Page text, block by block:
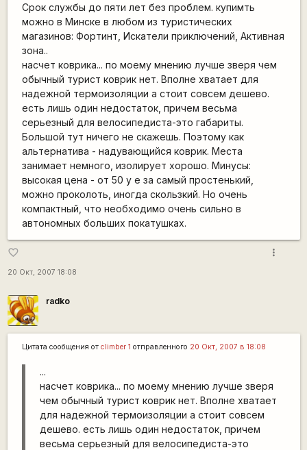
Срок службы до пяти лет без проблем. купимть
можно в Минске в любом из туристических
магазинов: Фортинт, Искатели приключений, Активная
зона..
насчет коврика... по моему мнению лучше зверя чем
обычный турист коврик нет. Вполне хватает для
надежной термоизоляции а стоит совсем дешево.
есть лишь один недостаток, причем весьма
серьезный для велосипедиста-это габариты.
Большой тут ничего не скажешь. Поэтому как
альтернатива - надувающийся коврик. Места
занимает немного, изолирует хорошо. Минусы:
высокая цена - от 50 у е за самый простенький,
можно проколоть, иногда скользкий. Но очень
компактный, что необходимо очень сильно в
автономных больших покатушках.
favorite_border
20 Окт, 2007 18:08
more_vert
radko
Цитата сообщения от climber 1 отправленного 20 Окт, 2007 в 18:08
...
насчет коврика... по моему мнению лучше зверя
чем обычный турист коврик нет. Вполне хватает
для надежной термоизоляции а стоит совсем
дешево. есть лишь один недостаток, причем
весьма серьезный для велосипедиста-это